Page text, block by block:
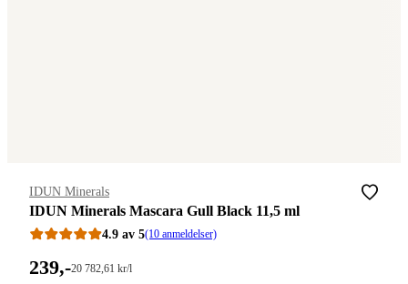
Merke
IDUN Minerals
IDUN Minerals Mascara Gull Black 11,5 ml
4.9 av 5(10 anmeldelser)
Pris:
239,-Stykkpris:
20 782 ,61 kr/l